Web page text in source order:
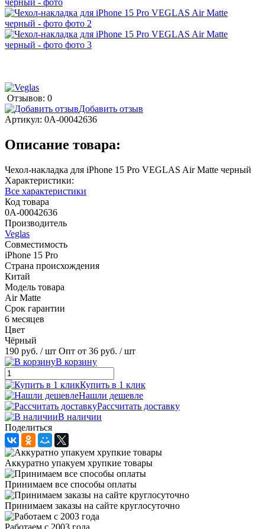
Отзывов: 0
Добавить отзыв
Артикул: 0А-00042636
Описание товара:
Чехол-накладка для iPhone 15 Pro VEGLAS Air Matte черный
Характеристики:
Все характеристики
Код товара
0А-00042636
Производитель
Veglas
Совместимость
iPhone 15 Pro
Страна происхождения
Китай
Модель товара
Air Matte
Срок гарантии
6 месяцев
Цвет
Чёрный
190 руб. / шт Опт от 36 руб. / шт
В корзину
Купить в 1 клик
Нашли дешевле
Рассчитать доставку
В наличии
Поделиться
Аккуратно упакуем хрупкие товары
Принимаем все способы оплаты
Принимаем заказы на сайте круглосуточно
Работаем с 2003 года